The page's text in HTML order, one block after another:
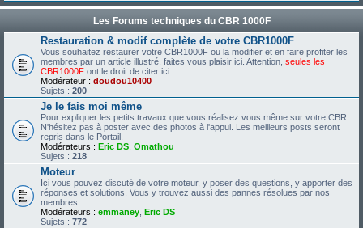
Les Forums techniques du CBR 1000F
Restauration & modif complète de votre CBR1000F
Vous souhaitez restaurer votre CBR1000F ou la modifier et en faire profiter les
membres par un article illustré, faites vous plaisir ici. Attention, seules les
CBR1000F ont le droit de citer ici.
Modérateur : doudou10400
Sujets : 200
Je le fais moi même
Pour expliquer les petits travaux que vous réalisez vous même sur votre CBR.
N'hésitez pas à poster avec des photos à l'appui. Les meilleurs posts seront
repris dans le Portail.
Modérateurs : Eric DS Omathou
Sujets : 218
Moteur
Ici vous pouvez discuté de votre moteur, y poser des questions, y apporter des
réponses et solutions. Vous y trouvez aussi des pannes résolues par nos
membres.
Modérateurs : emmaney Eric DS
Sujets : 772